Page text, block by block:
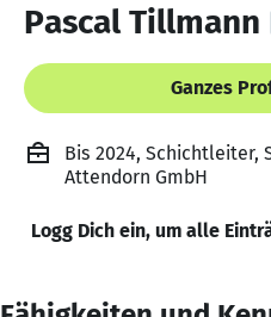
Pascal Tillmann
Ganzes
Bis 2024, Schichtleiter,
Attendorn GmbH
Logg Dich ein, um alle